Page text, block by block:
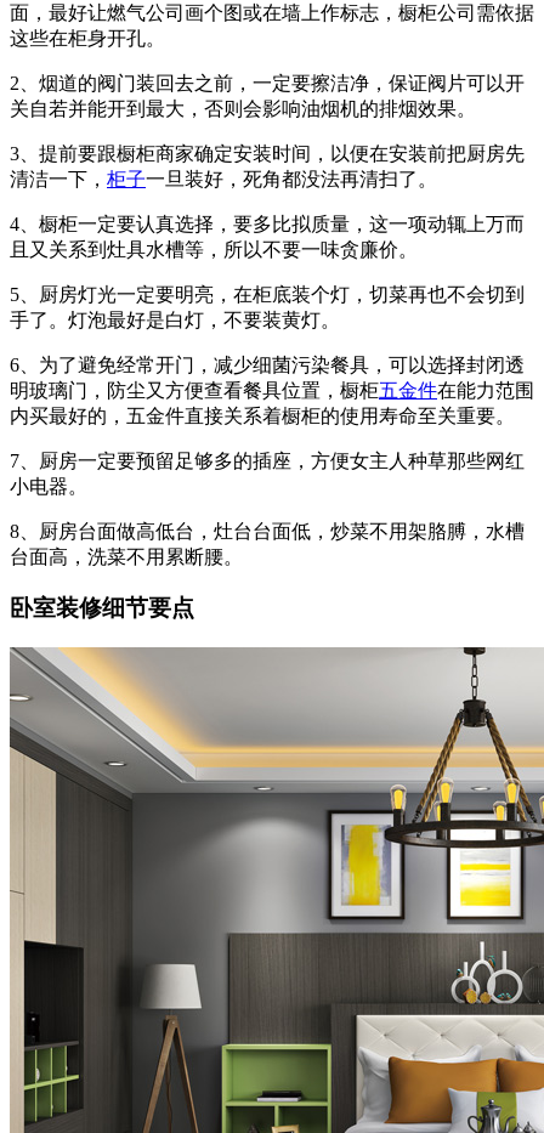
面，最好让燃气公司画个图或在墙上作标志，橱柜公司需依据
这些在柜身开孔。
2、烟道的阀门装回去之前，一定要擦洁净，保证阀片可以开
关自若并能开到最大，否则会影响油烟机的排烟效果。
3、提前要跟橱柜商家确定安装时间，以便在安装前把厨房先
清洁一下， 柜子一旦装好，死角都没法再清扫了。
4、橱柜一定要认真选择，要多比拟质量，这一项动辄上万而
且又关系到灶具水槽等，所以不要一味贪廉价。
5、厨房灯光一定要明亮，在柜底装个灯，切菜再也不会切到
手了。灯泡最好是白灯，不要装黄灯。
6、为了避免经常开门，减少细菌污染餐具，可以选择封闭透
明玻璃门，防尘又方便查看餐具位置，橱柜五金件在能力范围
内买最好的，五金件直接关系着橱柜的使用寿命至关重要。
7、厨房一定要预留足够多的插座，方便女主人种草那些网红
小电器。
8、厨房台面做高低台，灶台台面低，炒菜不用架胳膊，水槽
台面高，洗菜不用累断腰。
卧室装修细节要点